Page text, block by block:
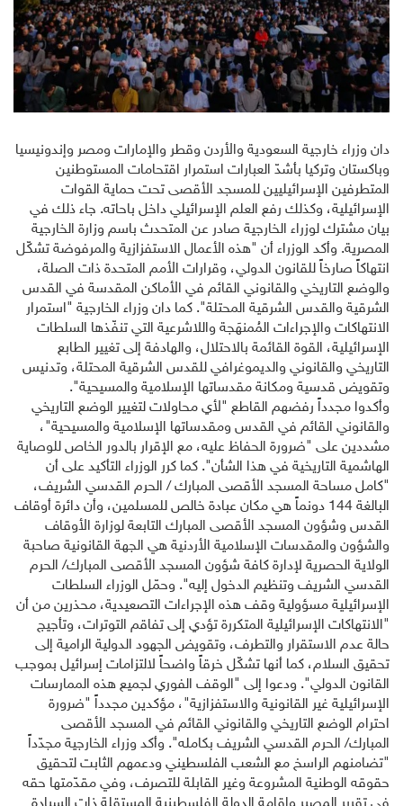
دان وزراء خارجية السعودية والأردن وقطر والإمارات ومصر وإندونيسيا
وباكستان وتركيا بأشدّ العبارات استمرار اقتحامات المستوطنين
المتطرفين الإسرائيليين للمسجد الأقصى تحت حماية القوات
الإسرائيلية، وكذلك رفع العلم الإسرائيلي داخل باحاته. جاء ذلك في
بيان مشترك لوزراء الخارجية صادر عن المتحدث باسم وزارة الخارجية
المصرية. وأكد الوزراء أن "هذه الأعمال الاستفزازية والمرفوضة تشكّل
انتهاكاً صارخاً للقانون الدولي، وقرارات الأمم المتحدة ذات الصلة،
والوضع التاريخي والقانوني القائم في الأماكن المقدسة في القدس
الشرقية والقدس الشرقية المحتلة". كما دان وزراء الخارجية "استمرار
الانتهاكات والإجراءات المُمنهَجة واللاشرعية التي تنفّذها السلطات
الإسرائيلية، القوة القائمة بالاحتلال، والهادفة إلى تغيير الطابع
التاريخي والقانوني والديموغرافي للقدس الشرقية المحتلة، وتدنيس
وتقويض قدسية ومكانة مقدساتها الإسلامية والمسيحية".
وأكدوا مجدداً رفضهم القاطع "لأي محاولات لتغيير الوضع التاريخي
والقانوني القائم في القدس ومقدساتها الإسلامية والمسيحية"،
مشددين على "ضرورة الحفاظ عليه، مع الإقرار بالدور الخاص للوصاية
الهاشمية التاريخية في هذا الشأن". كما كرر الوزراء التأكيد على أن
"كامل مساحة المسجد الأقصى المبارك / الحرم القدسي الشريف،
البالغة 144 دونماً هي مكان عبادة خالص للمسلمين، وأن دائرة أوقاف
القدس وشؤون المسجد الأقصى المبارك التابعة لوزارة الأوقاف
والشؤون والمقدسات الإسلامية الأردنية هي الجهة القانونية صاحبة
الولاية الحصرية لإدارة كافة شؤون المسجد الأقصى المبارك/ الحرم
القدسي الشريف وتنظيم الدخول إليه". وحمّل الوزراء السلطات
الإسرائيلية مسؤولية وقف هذه الإجراءات التصعيدية، محذرين من أن
"الانتهاكات الإسرائيلية المتكررة تؤدي إلى تفاقم التوترات، وتأجيج
حالة عدم الاستقرار والتطرف، وتقويض الجهود الدولية الرامية إلى
تحقيق السلام، كما أنها تشكّل خرقاً واضحاً لالتزامات إسرائيل بموجب
القانون الدولي". ودعوا إلى "الوقف الفوري لجميع هذه الممارسات
الإسرائيلية غير القانونية والاستفزازية"، مؤكدين مجدداً "ضرورة
احترام الوضع التاريخي والقانوني القائم في المسجد الأقصى
المبارك/ الحرم القدسي الشريف بكامله". وأكد وزراء الخارجية مجدّداً
"تضامنهم الراسخ مع الشعب الفلسطيني ودعمهم الثابت لتحقيق
حقوقه الوطنية المشروعة وغير القابلة للتصرف، وفي مقدّمتها حقه